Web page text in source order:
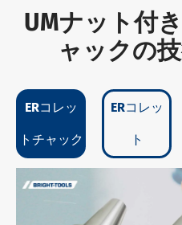
UMナット付
ャックの
ERコレッ
トチャック
ERコレッ
ト